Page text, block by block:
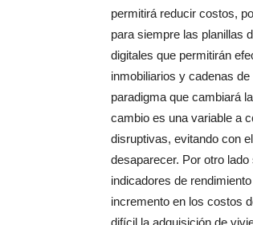
permitirá reducir costos,
para siempre las planillas
digitales que permitirán
inmobiliarios y cadenas
paradigma que cambiará
cambio es una variable a
disruptivas, evitando con
desaparecer. Por otro
indicadores de
incremento en los costos
difícil la adquisición de